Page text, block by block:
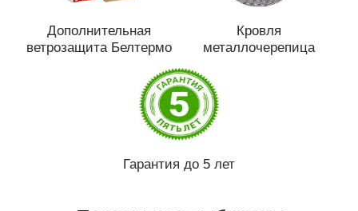
Дополнительная
ветрозащита Белтермо
Кровля
металлочерепица
Гарантия до 5 лет